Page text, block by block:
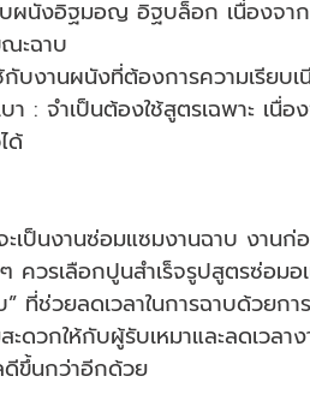
ผนังอิฐมอญ อิฐบล็อก เนื่องจา
ะฉาบ
บงานผนังที่ต้องการความเรียบ
: จำเป็นต้องใช้สูตรเฉพาะ เนื่
ด้
ะเป็นงานซ่อมแซมงานฉาบ งาน
ควรเลือกปูนสำเร็จรูปสูตรซ่อม
” ที่ช่วยลดเวลาในการฉาบด้วย
ดวกให้กับผู้รับเหมาและลดเวลา
ดีขึ้นกว่าอีกด้วย